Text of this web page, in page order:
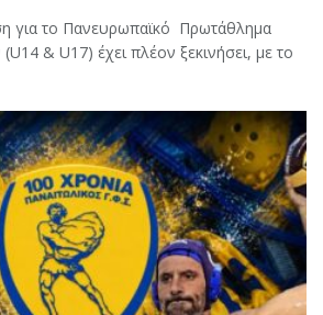
για το Πανευρωπαϊκό Πρωτάθλημα
& U17) έχει πλέον ξεκινήσει, με το